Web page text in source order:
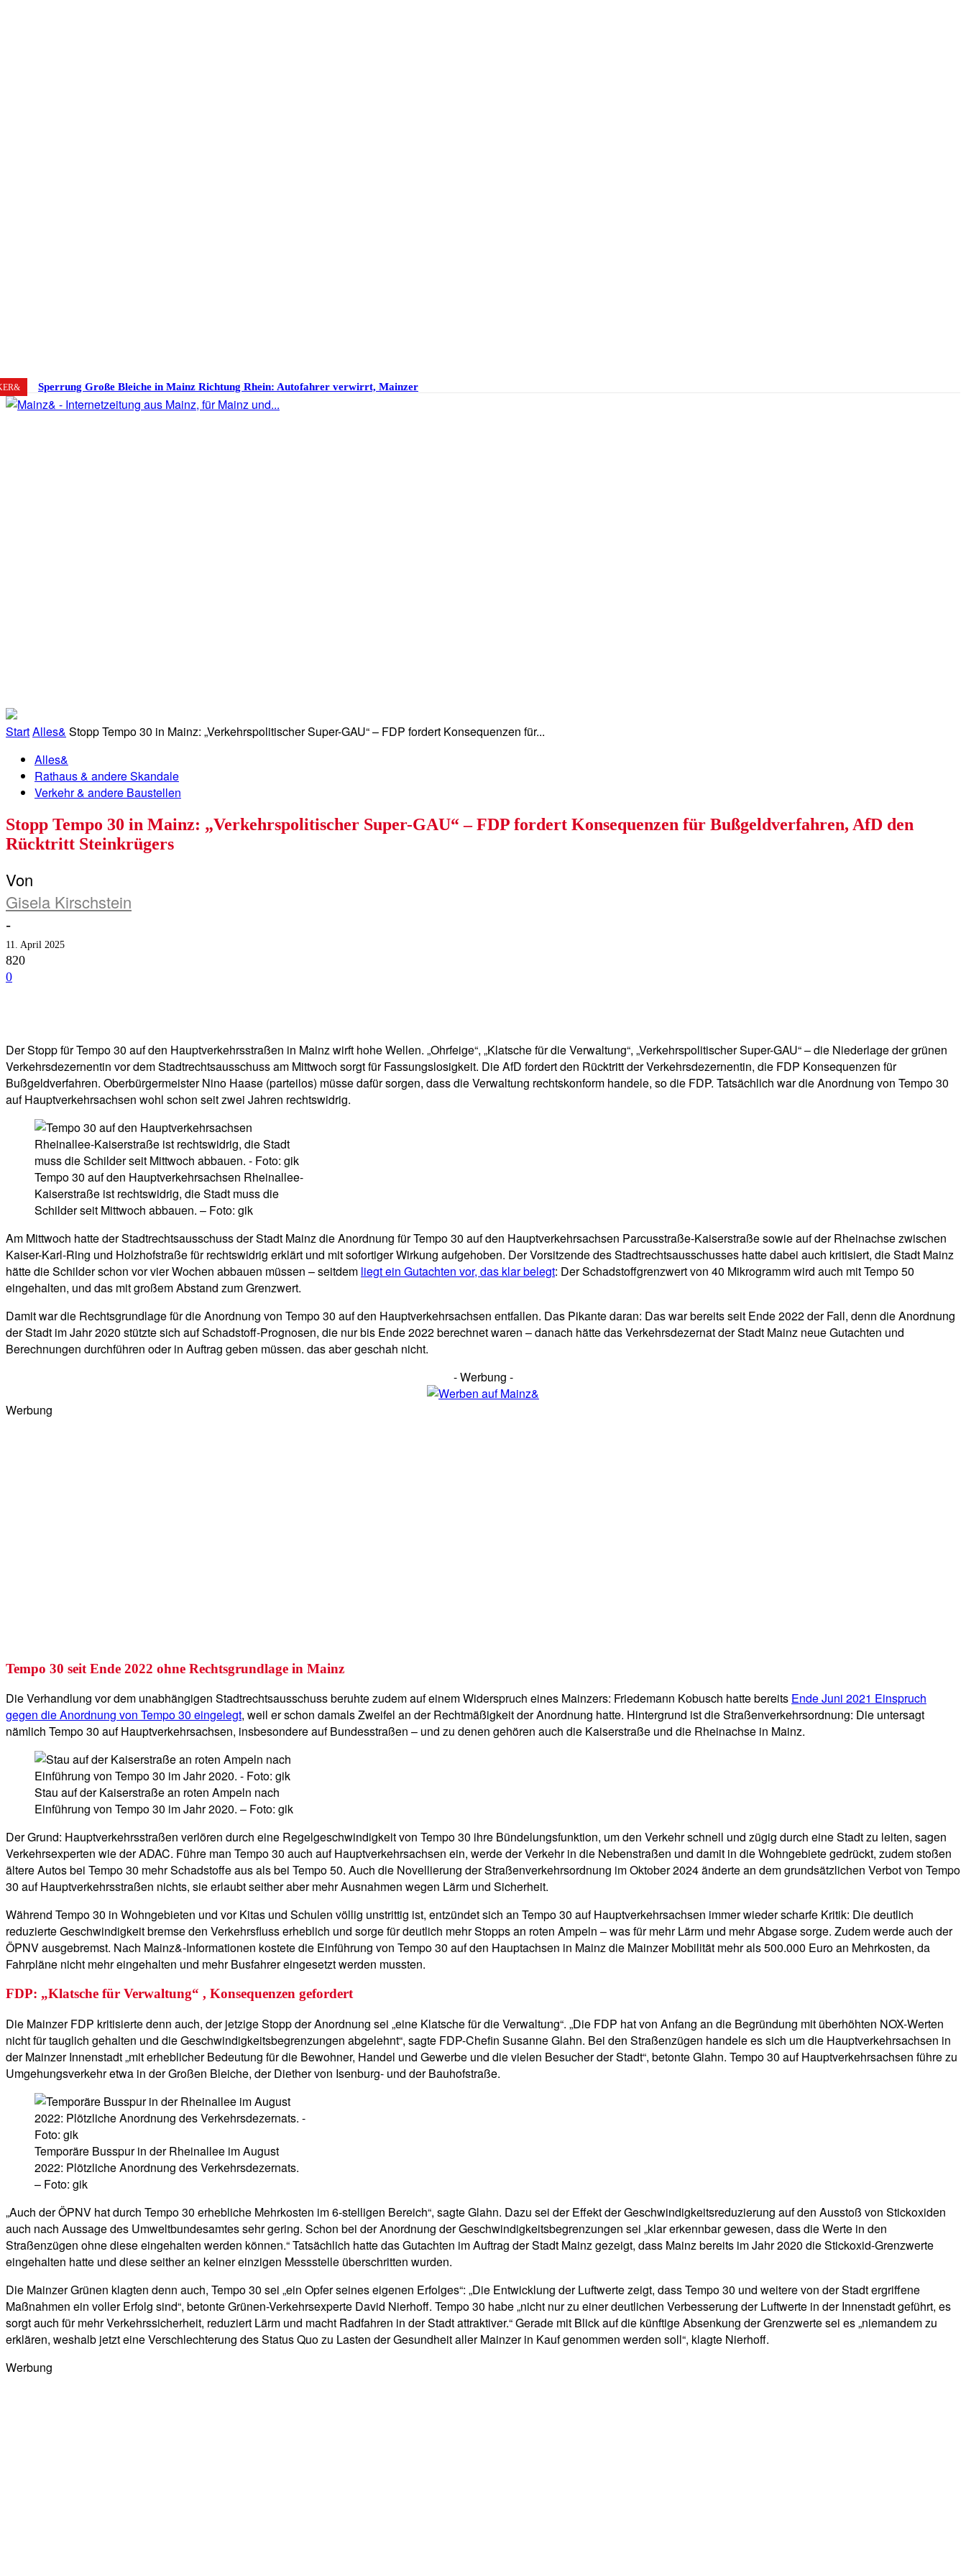
8. August 2026 19.3 Mainz
Sperrung Große Bleiche in Mainz Richtung Rhein: Autofahrer verwirrt, Mainzer
stinksauer – Haben die Mainzer für diese Sperrung gestimmt?
StartAlles& Stopp Tempo 30 in Mainz: „Verkehrspolitischer Super-GAU“ – FDP fordert Konsequenzen für...
Alles&
Rathaus & andere Skandale
Verkehr & andere Baustellen
Stopp Tempo 30 in Mainz: „Verkehrspolitischer Super-GAU“ – FDP fordert Konsequenzen für Bußgeldverfahren, AfD den
Rücktritt Steinkrügers
Von
Gisela Kirschstein
-
11. April 2025
820
0
Der Stopp für Tempo 30 auf den Hauptverkehrsstraßen in Mainz wirft hohe Wellen. „Ohrfeige“, „Klatsche für die Verwaltung“, „Verkehrspolitischer Super-GAU“ – die Niederlage der grünen
Verkehrsdezernentin vor dem Stadtrechtsausschuss am Mittwoch sorgt für Fassungslosigkeit. Die AfD fordert den Rücktritt der Verkehrsdezernentin, die FDP Konsequenzen für
Bußgeldverfahren. Oberbürgermeister Nino Haase (parteilos) müsse dafür sorgen, dass die Verwaltung rechtskonform handele, so die FDP. Tatsächlich war die Anordnung von Tempo 30
auf Hauptverkehrsachsen wohl schon seit zwei Jahren rechtswidrig.
Tempo 30 auf den Hauptverkehrsachsen Rheinallee-
Kaiserstraße ist rechtswidrig, die Stadt muss die
Schilder seit Mittwoch abbauen. – Foto: gik
Am Mittwoch hatte der Stadtrechtsausschuss der Stadt Mainz die Anordnung für Tempo 30 auf den Hauptverkehrsachsen Parcusstraße-Kaiserstraße sowie auf der Rheinachse zwischen
Kaiser-Karl-Ring und Holzhofstraße für rechtswidrig erklärt und mit sofortiger Wirkung aufgehoben. Der Vorsitzende des Stadtrechtsausschusses hatte dabei auch kritisiert, die Stadt Mainz
hätte die Schilder schon vor vier Wochen abbauen müssen – seitdem liegt ein Gutachten vor, das klar belegt: Der Schadstoffgrenzwert von 40 Mikrogramm wird auch mit Tempo 50
eingehalten, und das mit großem Abstand zum Grenzwert.
Damit war die Rechtsgrundlage für die Anordnung von Tempo 30 auf den Hauptverkehrsachsen entfallen. Das Pikante daran: Das war bereits seit Ende 2022 der Fall, denn die Anordnung
der Stadt im Jahr 2020 stützte sich auf Schadstoff-Prognosen, die nur bis Ende 2022 berechnet waren – danach hätte das Verkehrsdezernat der Stadt Mainz neue Gutachten und
Berechnungen durchführen oder in Auftrag geben müssen. das aber geschah nicht.
- Werbung -
Werbung
Tempo 30 seit Ende 2022 ohne Rechtsgrundlage in Mainz
Die Verhandlung vor dem unabhängigen Stadtrechtsausschuss beruhte zudem auf einem Widerspruch eines Mainzers: Friedemann Kobusch hatte bereits Ende Juni 2021 Einspruch
gegen die Anordnung von Tempo 30 eingelegt, weil er schon damals Zweifel an der Rechtmäßigkeit der Anordnung hatte. Hintergrund ist die Straßenverkehrsordnung: Die untersagt
nämlich Tempo 30 auf Hauptverkehrsachsen, insbesondere auf Bundesstraßen – und zu denen gehören auch die Kaiserstraße und die Rheinachse in Mainz.
Stau auf der Kaiserstraße an roten Ampeln nach
Einführung von Tempo 30 im Jahr 2020. – Foto: gik
Der Grund: Hauptverkehrsstraßen verlören durch eine Regelgeschwindigkeit von Tempo 30 ihre Bündelungsfunktion, um den Verkehr schnell und zügig durch eine Stadt zu leiten, sagen
Verkehrsexperten wie der ADAC. Führe man Tempo 30 auch auf Hauptverkehrsachsen ein, werde der Verkehr in die Nebenstraßen und damit in die Wohngebiete gedrückt, zudem stoßen
ältere Autos bei Tempo 30 mehr Schadstoffe aus als bei Tempo 50. Auch die Novellierung der Straßenverkehrsordnung im Oktober 2024 änderte an dem grundsätzlichen Verbot von Tempo
30 auf Hauptverkehrsstraßen nichts, sie erlaubt seither aber mehr Ausnahmen wegen Lärm und Sicherheit.
Während Tempo 30 in Wohngebieten und vor Kitas und Schulen völlig unstrittig ist, entzündet sich an Tempo 30 auf Hauptverkehrsachsen immer wieder scharfe Kritik: Die deutlich
reduzierte Geschwindigkeit bremse den Verkehrsfluss erheblich und sorge für deutlich mehr Stopps an roten Ampeln – was für mehr Lärm und mehr Abgase sorge. Zudem werde auch der
ÖPNV ausgebremst. Nach Mainz&-Informationen kostete die Einführung von Tempo 30 auf den Hauptachsen in Mainz die Mainzer Mobilität mehr als 500.000 Euro an Mehrkosten, da
Fahrpläne nicht mehr eingehalten und mehr Busfahrer eingesetzt werden mussten.
FDP: „Klatsche für Verwaltung“ , Konsequenzen gefordert
Die Mainzer FDP kritisierte denn auch, der jetzige Stopp der Anordnung sei „eine Klatsche für die Verwaltung“. „Die FDP hat von Anfang an die Begründung mit überhöhten NOX-Werten
nicht für tauglich gehalten und die Geschwindigkeitsbegrenzungen abgelehnt“, sagte FDP-Chefin Susanne Glahn. Bei den Straßenzügen handele es sich um die Hauptverkehrsachsen in
der Mainzer Innenstadt „mit erheblicher Bedeutung für die Bewohner, Handel und Gewerbe und die vielen Besucher der Stadt“, betonte Glahn. Tempo 30 auf Hauptverkehrsachsen führe zu
Umgehungsverkehr etwa in der Großen Bleiche, der Diether von Isenburg- und der Bauhofstraße.
Temporäre Busspur in der Rheinallee im August
2022: Plötzliche Anordnung des Verkehrsdezernats.
– Foto: gik
„Auch der ÖPNV hat durch Tempo 30 erhebliche Mehrkosten im 6-stelligen Bereich“, sagte Glahn. Dazu sei der Effekt der Geschwindigkeitsreduzierung auf den Ausstoß von Stickoxiden
auch nach Aussage des Umweltbundesamtes sehr gering. Schon bei der Anordnung der Geschwindigkeitsbegrenzungen sei „klar erkennbar gewesen, dass die Werte in den
Straßenzügen ohne diese eingehalten werden können.“ Tatsächlich hatte das Gutachten im Auftrag der Stadt Mainz gezeigt, dass Mainz bereits im Jahr 2020 die Stickoxid-Grenzwerte
eingehalten hatte und diese seither an keiner einzigen Messstelle überschritten wurden.
Die Mainzer Grünen klagten denn auch, Tempo 30 sei „ein Opfer seines eigenen Erfolges“: „Die Entwicklung der Luftwerte zeigt, dass Tempo 30 und weitere von der Stadt ergriffene
Maßnahmen ein voller Erfolg sind“, betonte Grünen-Verkehrsexperte David Nierhoff. Tempo 30 habe „nicht nur zu einer deutlichen Verbesserung der Luftwerte in der Innenstadt geführt, es
sorgt auch für mehr Verkehrssicherheit, reduziert Lärm und macht Radfahren in der Stadt attraktiver.“ Gerade mit Blick auf die künftige Absenkung der Grenzwerte sei es „niemandem zu
erklären, weshalb jetzt eine Verschlechterung des Status Quo zu Lasten der Gesundheit aller Mainzer in Kauf genommen werden soll“, klagte Nierhoff.
Werbung